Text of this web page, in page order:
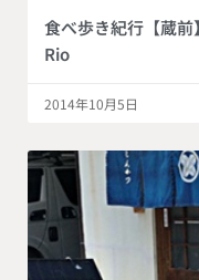
食べ歩き紀行【蔵
Rio
2014年10月5日